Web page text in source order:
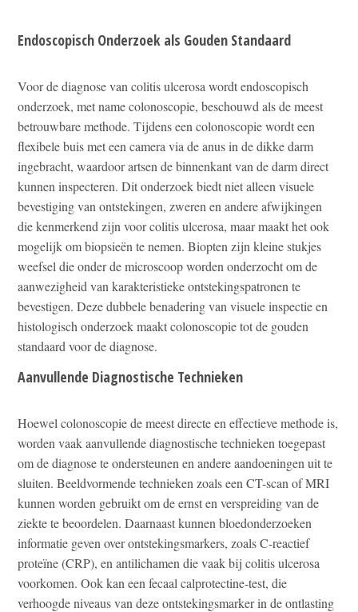
Endoscopisch Onderzoek als Gouden Standaard
Voor de diagnose van colitis ulcerosa wordt endoscopisch
onderzoek, met name colonoscopie, beschouwd als de meest
betrouwbare methode. Tijdens een colonoscopie wordt een
flexibele buis met een camera via de anus in de dikke darm
ingebracht, waardoor artsen de binnenkant van de darm direct
kunnen inspecteren. Dit onderzoek biedt niet alleen visuele
bevestiging van ontstekingen, zweren en andere afwijkingen
die kenmerkend zijn voor colitis ulcerosa, maar maakt het ook
mogelijk om biopsieën te nemen. Biopten zijn kleine stukjes
weefsel die onder de microscoop worden onderzocht om de
aanwezigheid van karakteristieke ontstekingspatronen te
bevestigen. Deze dubbele benadering van visuele inspectie en
histologisch onderzoek maakt colonoscopie tot de gouden
standaard voor de diagnose.
Aanvullende Diagnostische Technieken
Hoewel colonoscopie de meest directe en effectieve methode is,
worden vaak aanvullende diagnostische technieken toegepast
om de diagnose te ondersteunen en andere aandoeningen uit te
sluiten. Beeldvormende technieken zoals een CT-scan of MRI
kunnen worden gebruikt om de ernst en verspreiding van de
ziekte te beoordelen. Daarnaast kunnen bloedonderzoeken
informatie geven over ontstekingsmarkers, zoals C-reactief
proteïne (CRP), en antilichamen die vaak bij colitis ulcerosa
voorkomen. Ook kan een fecaal calprotectine-test, die
verhoogde niveaus van deze ontstekingsmarker in de ontlasting